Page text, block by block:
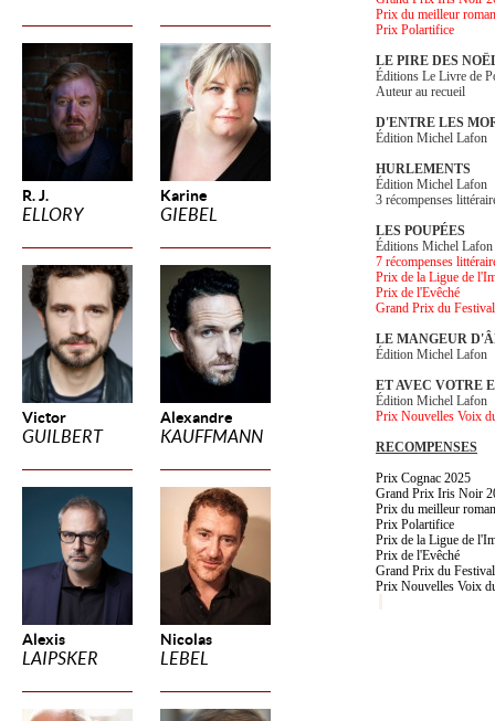
R. J.
ELLORY
Karine
GIEBEL
Victor
GUILBERT
Alexandre
KAUFFMANN
Alexis
LAIPSKER
Nicolas
LEBEL
Prix du meilleur
Prix Polartifice
LE PIRE DES
Éditions Le Livre de
Auteur au recueil
D'ENTRE LES
Édition Michel Lafon
HURLEMENTS
Édition Michel Lafon
3 récompenses
LES POUPÉES
Éditions Michel Lafon
7 récompenses
Prix de la Ligue de
Prix de l'Evêché
Grand Prix du
LE MANGEUR
Édition Michel Lafon
ET AVEC VOTRE
Édition Michel Lafon
Prix Nouvelles Voix
RECOMPENSES
Prix Cognac 2025
Grand Prix Iris Noir
Prix du meilleur
Prix Polartifice
Prix de la Ligue de
Prix de l'Evêché
Grand Prix du
Prix Nouvelles Voix